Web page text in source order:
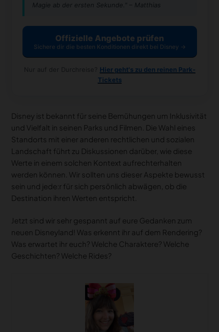
Magie ab der ersten Sekunde." – Matthias
Offizielle Angebote prüfen
Sichere dir die besten Konditionen direkt bei Disney →
Nur auf der Durchreise? Hier geht's zu den reinen Park-
Tickets
Disney ist bekannt für seine Bemühungen um Inklusivität
und Vielfalt in seinen Parks und Filmen. Die Wahl eines
Standorts mit einer anderen rechtlichen und sozialen
Landschaft führt zu Diskussionen darüber, wie diese
Werte in einem solchen Kontext aufrechterhalten
werden können. Wir sollten uns dieser Aspekte bewusst
sein und jede:r für sich persönlich abwägen, ob die
Destination ihren Werten entspricht.
Jetzt sind wir sehr gespannt auf eure Gedanken zum
neuen Disneyland! Was erkennt ihr auf dem Rendering?
Was erwartet ihr euch? Welche Charaktere? Welche
Geschichten? Welche Rides?